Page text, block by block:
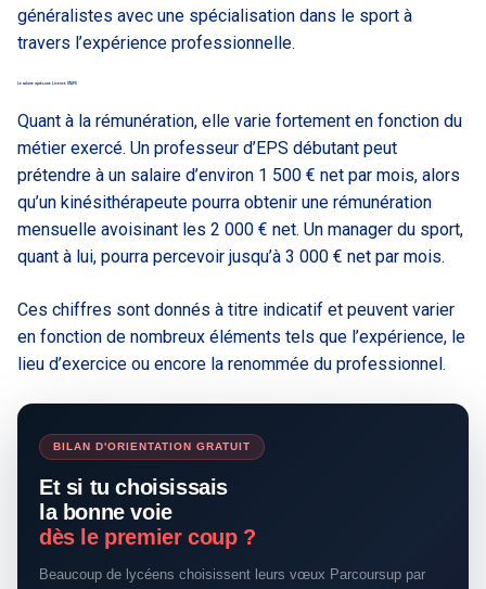
généralistes avec une spécialisation dans le sport à
travers l’expérience professionnelle.
Le salaire après une Licence STAPS
Quant à la rémunération, elle varie fortement en fonction du
métier exercé. Un professeur d’EPS débutant peut
prétendre à un salaire d’environ 1 500 € net par mois, alors
qu’un kinésithérapeute pourra obtenir une rémunération
mensuelle avoisinant les 2 000 € net. Un manager du sport,
quant à lui, pourra percevoir jusqu’à 3 000 € net par mois.
Ces chiffres sont donnés à titre indicatif et peuvent varier
en fonction de nombreux éléments tels que l’expérience, le
lieu d’exercice ou encore la renommée du professionnel.
BILAN D'ORIENTATION GRATUIT
Et si tu choisissais
la bonne voie
dès le premier coup ?
Beaucoup de lycéens choisissent leurs vœux Parcoursup par